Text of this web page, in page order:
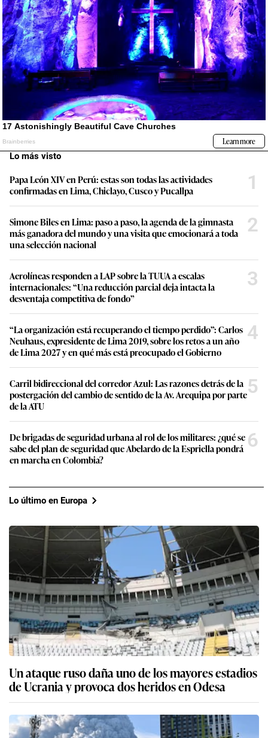
Lo más visto
Papa León XIV en Perú: estas son todas las actividades
confirmadas en Lima, Chiclayo, Cusco y Pucallpa
1
Simone Biles en Lima: paso a paso, la agenda de la gimnasta
más ganadora del mundo y una visita que emocionará a toda
una selección nacional
2
Aerolíneas responden a LAP sobre la TUUA a escalas
internacionales: “Una reducción parcial deja intacta la
desventaja competitiva de fondo”
3
“La organización está recuperando el tiempo perdido”: Carlos
Neuhaus, expresidente de Lima 2019, sobre los retos a un año
de Lima 2027 y en qué más está preocupado el Gobierno
4
Carril bidireccional del corredor Azul: Las razones detrás de la
postergación del cambio de sentido de la Av. Arequipa por parte
de la ATU
5
De brigadas de seguridad urbana al rol de los militares: ¿qué se
sabe del plan de seguridad que Abelardo de la Espriella pondrá
en marcha en Colombia?
6
Lo último en Europa
Un ataque ruso daña uno de los mayores estadios
de Ucrania y provoca dos heridos en Odesa